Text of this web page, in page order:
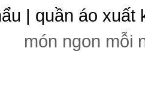
| quần áo xuất
món ngon mỗi